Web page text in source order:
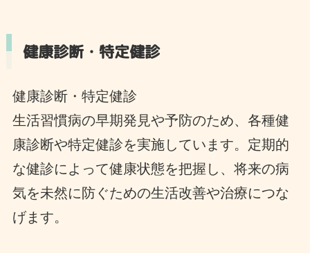
健康診断・特定健診
健康診断・特定健診
生活習慣病の早期発見や予防のため、各種健
康診断や特定健診を実施しています。定期的
な健診によって健康状態を把握し、将来の病
気を未然に防ぐための生活改善や治療につな
げます。